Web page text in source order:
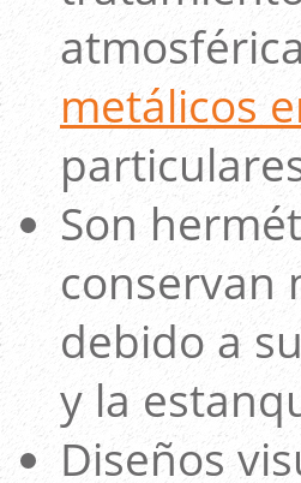
metálicos
Son
conservan
debido a
y la
Diseños